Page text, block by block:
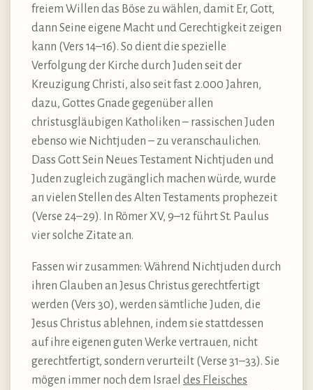
freiem Willen das Böse zu wählen, damit Er, Gott,
dann Seine eigene Macht und Gerechtigkeit zeigen
kann (Vers 14–16). So dient die spezielle
Verfolgung der Kirche durch Juden seit der
Kreuzigung Christi, also seit fast 2.000 Jahren,
dazu, Gottes Gnade gegenüber allen
christusgläubigen Katholiken – rassischen Juden
ebenso wie Nichtjuden – zu veranschaulichen.
Dass Gott Sein Neues Testament Nichtjuden und
Juden zugleich zugänglich machen würde, wurde
an vielen Stellen des Alten Testaments prophezeit
(Verse 24–29). In Römer XV, 9–12 führt St. Paulus
vier solche Zitate an.
Fassen wir zusammen: Während Nichtjuden durch
ihren Glauben an Jesus Christus gerechtfertigt
werden (Vers 30), werden sämtliche Juden, die
Jesus Christus ablehnen, indem sie stattdessen
auf ihre eigenen guten Werke vertrauen, nicht
gerechtfertigt, sondern verurteilt (Verse 31–33). Sie
mögen immer noch dem Israel des Fleisches